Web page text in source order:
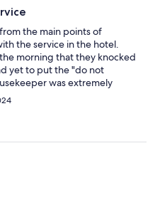
the main points of
the service in the hotel.
morning that they knocked
yet to put the "do not
was extremely
been cleaned there were
(after i had got out of
20 minutes for towels to
On check out I was
card to pay the bill to pay
tourist). This is only
that they should make